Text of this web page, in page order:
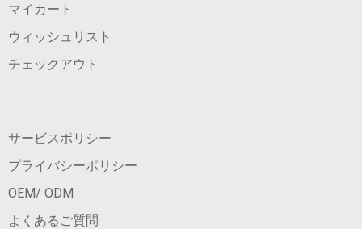
マイカート
ウィッシュリスト
チェックアウト
サービスポリシー
プライバシーポリシー
OEM/ ODM
よくあるご質問